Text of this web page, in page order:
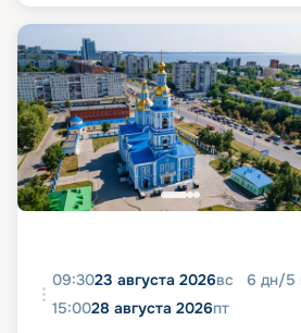
09:3023 августа 2026вс 6 дн/5
15:0028 августа 2026пт